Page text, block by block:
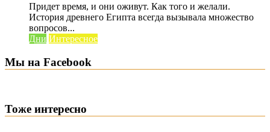
Придет время, и они оживут. Как того и желали.
История древнего Египта всегда вызывала множество
вопросов...
Дни Интересное
Мы на Facebook
Тоже интересно